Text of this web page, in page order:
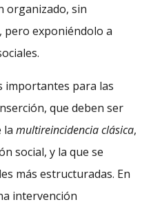
organizado, sin
pero exponiéndolo a
importantes para las
que deben ser
la multireincidenciaclásica,
social, y la que se
más estructuradas. En
intervención